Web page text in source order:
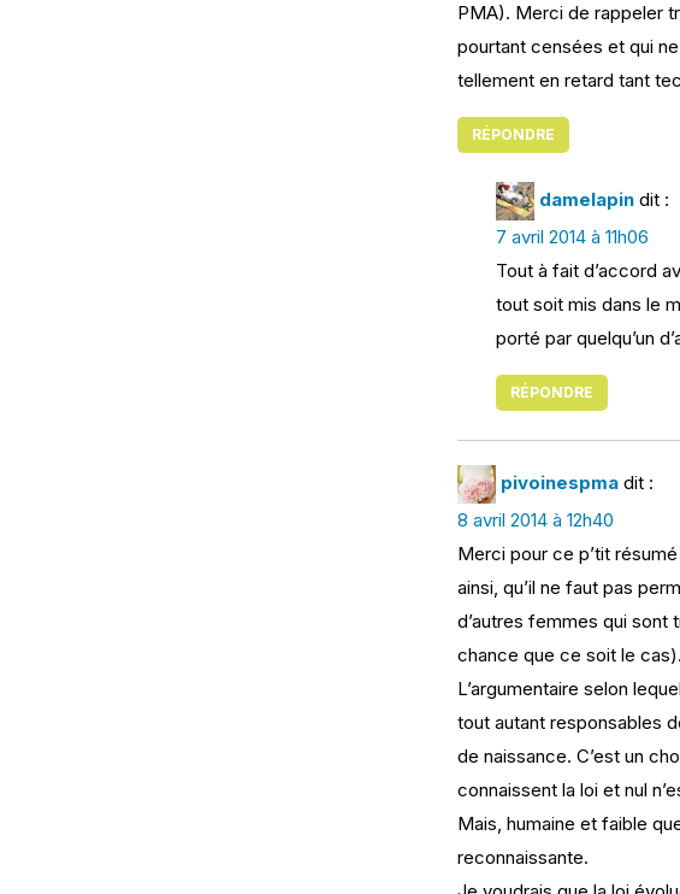
PMA). Merci de rappeler
pourtant censées et qui
tellement en retard tant
RÉPONDRE
damelapin dit :
7 avril 2014 à 11h06
Tout à fait d’accord
tout soit mis dans le
porté par quelqu’un
RÉPONDRE
pivoinespma dit :
8 avril 2014 à 12h40
Merci pour ce p’tit
ainsi, qu’il ne faut pas
d’autres femmes qui sont
chance que ce soit le cas).
L’argumentaire selon
tout autant responsables
de naissance. C’est un
connaissent la loi et nul
Mais, humaine et faible
reconnaissante.